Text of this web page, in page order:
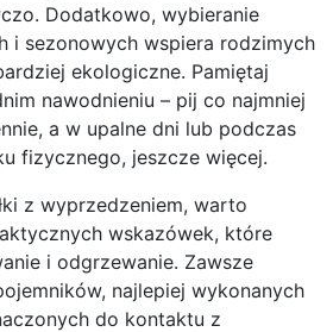
Dodatkowo, wybieranie
i sezonowych wspiera rodzimych
ekologiczne. Pamiętaj
nawodnieniu – pij co najmniej
a w upalne dni lub podczas
fizycznego, jeszcze więcej.
z wyprzedzeniem, warto
wskazówek, które
i odgrzewanie. Zawsze
najlepiej wykonanych
do kontaktu z